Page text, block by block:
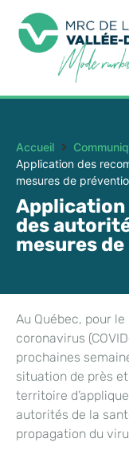
Accueil
Application des
mesures de
Application
des
mesures de
Au Québec, pour
coronavirus
prochaines
situation de près
territoire
autorités de la
propagation du